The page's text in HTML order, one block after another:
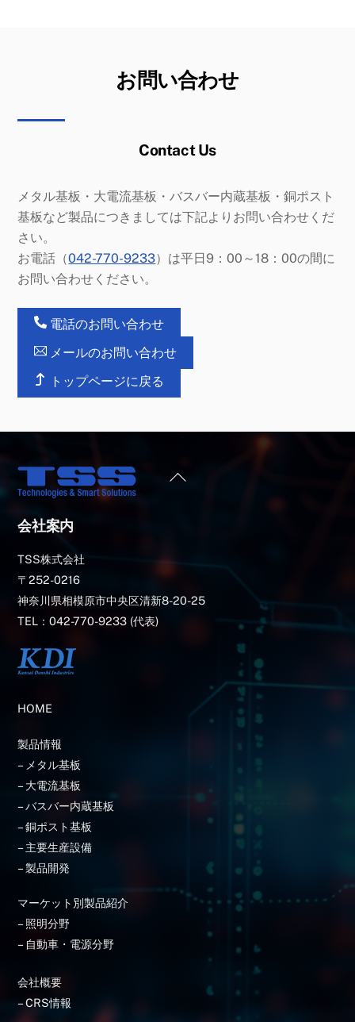
お問い合わせ
Contact Us
メタル基板・大電流基板・バスバー内蔵基板・銅ポスト
基板など製品につきましては下記よりお問い合わせくだ
さい。
お電話（042-770-9233）は平日9：00～18：00の間に
お問い合わせください。
電話のお問い合わせ
メールのお問い合わせ
トップページに戻る
Back
会社案内
TSS株式会社
〒252-0216
神奈川県相模原市中央区清新8-20-25
TEL：042-770-9233 (代表)
HOME
製品情報
– メタル基板
– 大電流基板
–バスバー内蔵基板
–銅ポスト基板
– 主要生産設備
–製品開発
マーケット別製品紹介
– 照明分野
– 自動車・電源分野
会社概要
–CRS情報